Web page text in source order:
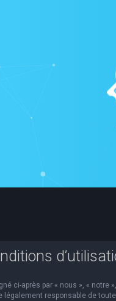
ci-après par « nous », «
légalement responsable de